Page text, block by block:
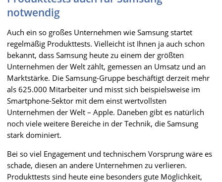
notwendig
Auch ein so großes Unternehmen wie Samsung startet
regelmäßig Produkttests. Vielleicht ist Ihnen ja auch schon
bekannt, dass Samsung heute zu einem der größten
Unternehmen der Welt zählt, gemessen an Umsatz und an
Marktstärke. Die Samsung-Gruppe beschäftigt derzeit mehr
als 625.000 Mitarbeiter und misst sich beispielsweise im
Smartphone-Sektor mit dem einst wertvollsten
Unternehmen der Welt – Apple. Daneben gibt es natürlich
noch viele weitere Bereiche in der Technik, die Samsung
stark dominiert.
Bei so viel Engagement und technischem Vorsprung wäre es
schade, diesen an andere Unternehmen zu verlieren.
Produkttests sind heute eine besonders gute Möglichkeit,